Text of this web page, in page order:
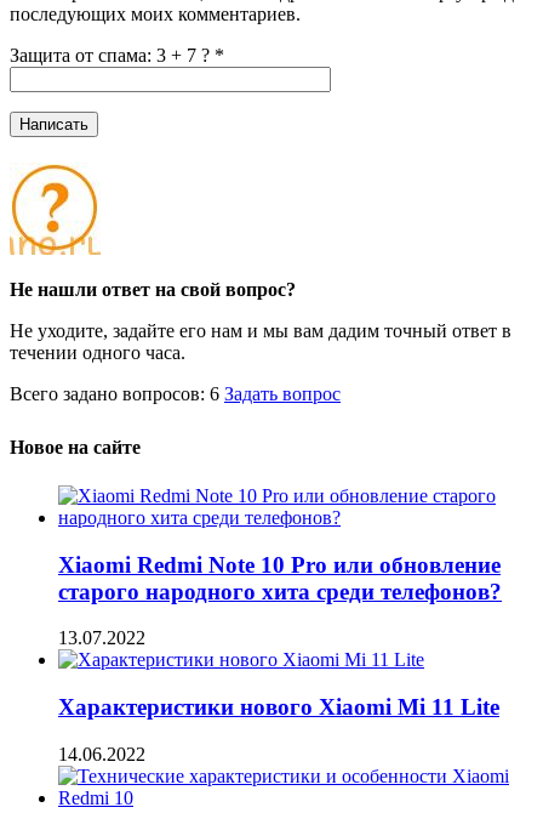
последующих моих комментариев.
Защита от спама: 3 + 7 ? *
Не нашли ответ на свой вопрос?
Не уходите, задайте его нам и мы вам дадим точный ответ в
течении одного часа.
Всего задано вопросов: 6 Задать вопрос
Новое на сайте
Xiaomi Redmi Note 10 Pro или обновление
старого народного хита среди телефонов?
13.07.2022
Характеристики нового Xiaomi Mi 11 Lite
14.06.2022